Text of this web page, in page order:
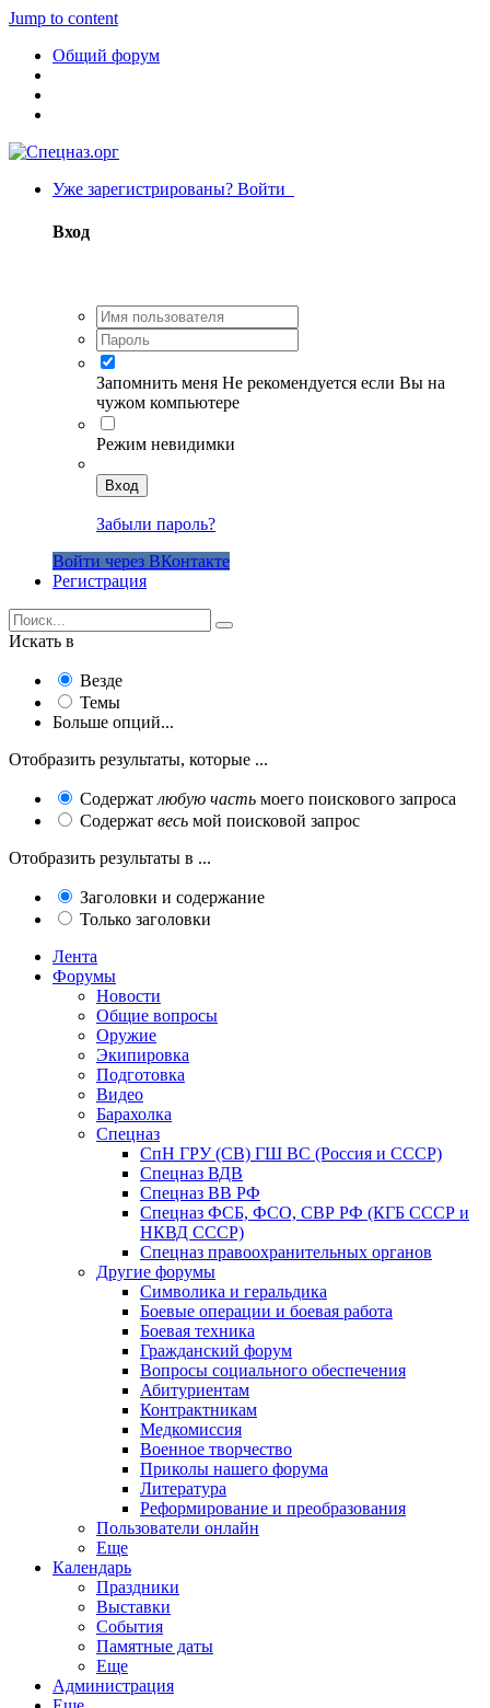
Jump to content
Общий форум
Уже зарегистрированы? Войти
Вход
Запомнить меня Не рекомендуется если Вы на
чужом компьютере
Режим невидимки
Вход
Забыли пароль?
Войти через ВКонтакте
Регистрация
Искать в
Везде
Темы
Больше опций...
Отобразить результаты, которые ...
Содержат любую часть моего поискового запроса
Содержат весь мой поисковой запрос
Отобразить результаты в ...
Заголовки и содержание
Только заголовки
Лента
Форумы
Новости
Общие вопросы
Оружие
Экипировка
Подготовка
Видео
Барахолка
Спецназ
СпН ГРУ (СВ) ГШ ВС (Россия и СССР)
Спецназ ВДВ
Спецназ ВВ РФ
Спецназ ФСБ, ФСО, СВР РФ (КГБ СССР и
НКВД СССР)
Спецназ правоохранительных органов
Другие форумы
Символика и геральдика
Боевые операции и боевая работа
Боевая техника
Гражданский форум
Вопросы социального обеспечения
Абитуриентам
Контрактникам
Медкомиссия
Военное творчество
Приколы нашего форума
Литература
Реформирование и преобразования
Пользователи онлайн
Еще
Календарь
Праздники
Выставки
События
Памятные даты
Еще
Администрация